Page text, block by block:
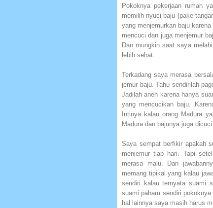
Pokoknya pekerjaan rumah
memilih nyuci baju (pake
yang menjemurkan baju
mencuci dan juga menjemur
Dan mungkin saat saya
lebih sehat.
Terkadang saya merasa
jemur baju. Tahu sendirilah
Jadilah aneh karena hanya
yang mencucikan baju.
Intinya kalau orang Madura
Madura dan bajunya juga
Saya sempat berfikir apakah
menjemur tiap hari. Tapi
merasa malu. Dan
memang tipikal yang kalau
sendiri kalau ternyata suami
suami paham sendiri
hal lainnya saya masih harus